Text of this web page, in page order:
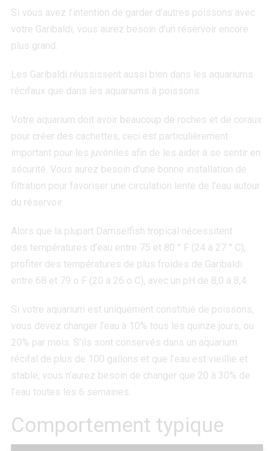
Si vous avez l’intention de garder d’autres poissons avec
votre Garibaldi, vous aurez besoin d’un réservoir encore
plus grand.
Les Garibaldi réussissent aussi bien dans les aquariums
récifaux que dans les aquariums à poissons.
Votre aquarium doit avoir beaucoup de roches et de coraux
pour créer des cachettes, ceci est particulièrement
important pour les juvéniles afin de les aider à se sentir en
sécurité. Vous aurez besoin d’une bonne installation de
filtration pour favoriser une circulation lente de l’eau autour
du réservoir.
Alors que la plupart Damselfish tropical nécessitent
des températures d’eau entre 75 et 80 ° F (24 à 27 ° C),
profiter des températures de plus froides de Garibaldi
entre 68 et 79 o F (20 à 26 o C), avec un pH de 8,0 à 8,4.
Si votre aquarium est uniquement constitué de poissons,
vous devez changer l’eau à 10% tous les quinze jours, ou
20% par mois. S’ils sont conservés dans un aquarium
récifal de plus de 100 gallons et que l’eau est vieillie et
stable, vous n’aurez besoin de changer que 20 à 30% de
l’eau toutes les 6 semaines.
Comportement typique